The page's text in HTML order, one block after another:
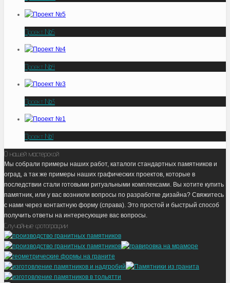
Проект №5
Проект №4
Проект №3
Проект №1
О нашей мастерской
Мы собрали примеры наших работ, каталоги стандартных памятников и
оград, а так же примеры наших графических проектов, которые в
последствии стали готовыми ритуальными комплексами. Вы хотите купить
памятник, или у вас возникли вопросы по разработке дизайна? Свяжитесь
с нами через контактную форму (справа). Это простой и быстрый способ
получить ответы на интересующие вас вопросы.
Случайные фотографии